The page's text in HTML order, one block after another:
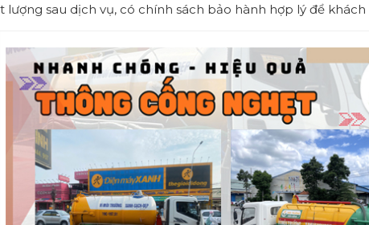
lượng sau dịch vụ, có chính sách bảo hành hợp lý để